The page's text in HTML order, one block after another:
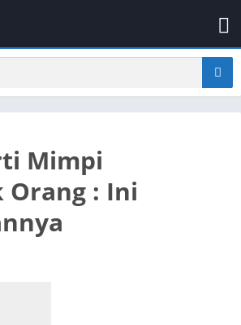
Mimpi
Orang : Ini